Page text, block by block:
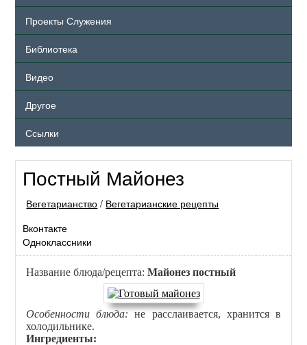
Проекты Служения
Библиотека
Видео
Другое
Ссылки
Постный Майонез
Вегетарианство / Вегетарианские рецепты
Вконтакте
Одноклассники
Название блюда/рецепта:Майонез постный
Особенности блюда: не расслаивается, хранится в
холодильнике.
Ингредиенты: